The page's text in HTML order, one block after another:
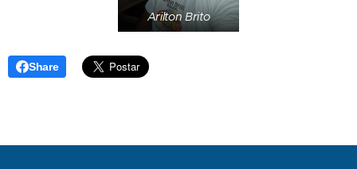
Arilton Brito
Share